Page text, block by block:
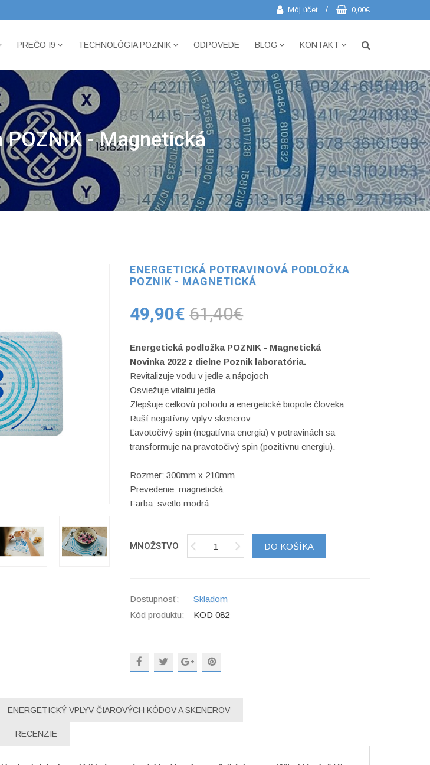
Môj účet / 0,00€
PREČO I9 TECHNOLÓGIA POZNIK ODPOVEDE BLOG KONTAKT
- Magnetická
ENERGETICKÁ POTRAVINOVÁ PODLOŽKA
POZNIK - MAGNETICKÁ
49,90€61,40€
Energetická podložka POZNIK - Magnetická
Novinka 2022 z dielne Poznik laboratória.
Revitalizuje vodu v jedle a nápojoch
Osviežuje vitalitu jedla
Zlepšuje celkovú pohodu a energetické biopole človeka
Ruší negatívny vplyv skenerov
Ľavotočivý spin (negatívna energia) v potravinách sa
transformuje na pravotočivý spin (pozitívnu energiu).
Rozmer: 300mm x 210mm
Prevedenie: magnetická
Farba: svetlo modrá
MNOŽSTVO DO KOŠÍKA
Dostupnosť:
Skladom
Kód produktu:
KOD 082
ENERGETICKÝ VPLYV ČIAROVÝCH KÓDOV A SKENEROV
RECENZIE